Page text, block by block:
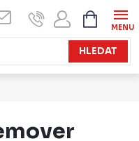
HLEDAT
KOŠÍK